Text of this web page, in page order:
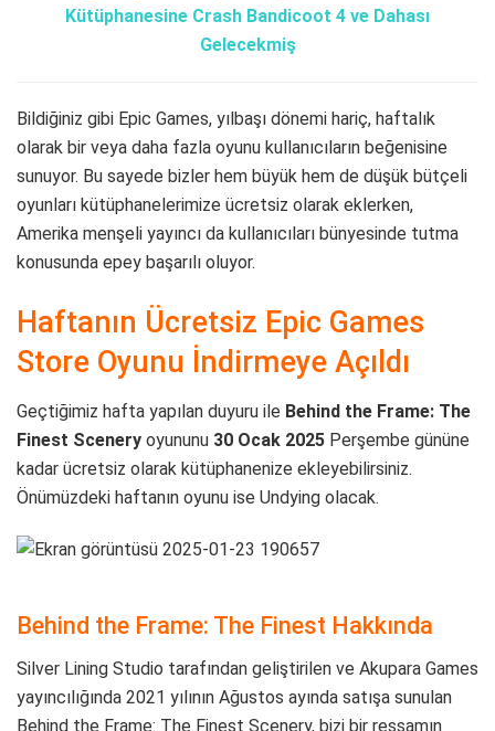
Kütüphanesine Crash Bandicoot 4 ve Dahası
Gelecekmiş
Bildiğiniz gibi Epic Games, yılbaşı dönemi hariç, haftalık
olarak bir veya daha fazla oyunu kullanıcıların beğenisine
sunuyor. Bu sayede bizler hem büyük hem de düşük bütçeli
oyunları kütüphanelerimize ücretsiz olarak eklerken,
Amerika menşeli yayıncı da kullanıcıları bünyesinde tutma
konusunda epey başarılı oluyor.
Haftanın Ücretsiz Epic Games
Store Oyunu İndirmeye Açıldı
Geçtiğimiz hafta yapılan duyuru ile Behind the Frame: The
Finest Scenery oyununu 30 Ocak 2025 Perşembe gününe
kadar ücretsiz olarak kütüphanenize ekleyebilirsiniz.
Önümüzdeki haftanın oyunu ise Undying olacak.
Behind the Frame: The Finest Hakkında
Silver Lining Studio tarafından geliştirilen ve Akupara Games
yayıncılığında 2021 yılının Ağustos ayında satışa sunulan
Behind the Frame: The Finest Scenery, bizi bir ressamın